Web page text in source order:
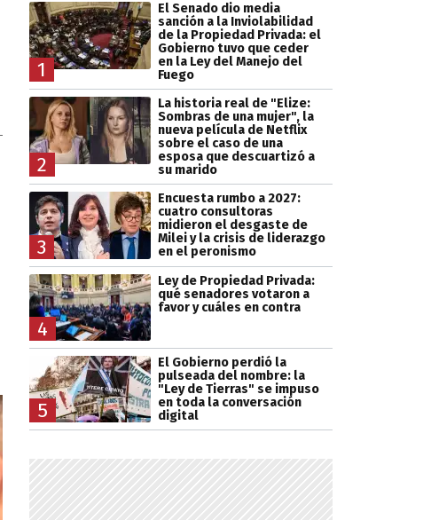
1
El Senado dio media
sanción a la Inviolabilidad
de la Propiedad Privada: el
Gobierno tuvo que ceder
en la Ley del Manejo del
Fuego
2
La historia real de "Elize:
Sombras de una mujer", la
nueva película de Netflix
sobre el caso de una
esposa que descuartizó a
su marido
3
Encuesta rumbo a 2027:
cuatro consultoras
midieron el desgaste de
Milei y la crisis de liderazgo
en el peronismo
4
Ley de Propiedad Privada:
qué senadores votaron a
favor y cuáles en contra
5
El Gobierno perdió la
pulseada del nombre: la
"Ley de Tierras" se impuso
en toda la conversación
digital